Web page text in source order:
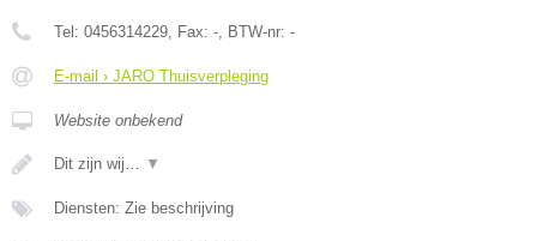
Tel: 0456314229, Fax: -, BTW-nr: -
E-mail › JARO Thuisverpleging
Website onbekend
Dit zijn wij… ▼
Diensten: Zie beschrijving